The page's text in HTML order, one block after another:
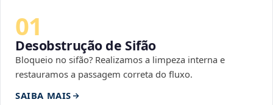
01
Desobstrução de Sifão
Bloqueio no sifão? Realizamos a limpeza interna e
restauramos a passagem correta do fluxo.
SAIBA MAIS